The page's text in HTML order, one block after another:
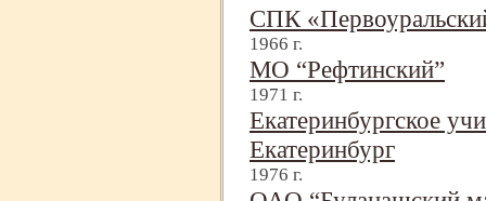
СПК
1966 г.
МО “Рефтинский”
1971 г.
Екатеринбургское
Екатеринбург
1976 г.